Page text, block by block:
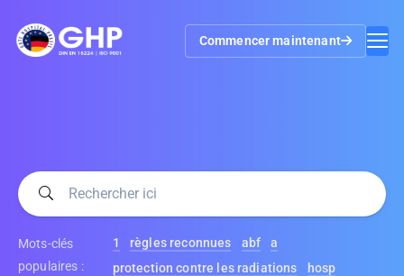
Commencer maintenant
Mots-clés
populaires :
1 règles reconnues abf
a
protection contre les radiations
hosp